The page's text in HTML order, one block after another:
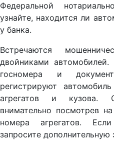
Федеральной
узнайте, находится ли
у банка.
Встречаются
двойниками
госномера и
регистрируют
агрегатов и кузова.
внимательно посмотрев
номера агрегатов.
запросите дополнительную